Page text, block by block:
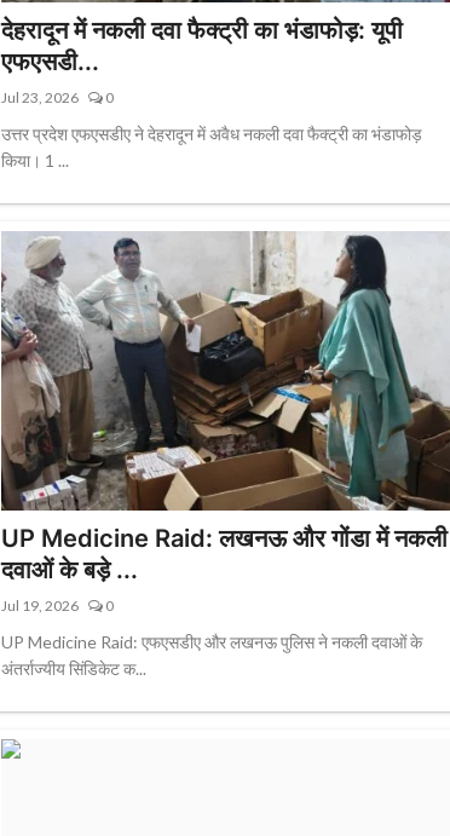
देहरादून में नकली दवा फैक्ट्री का भंडाफोड़: यूपी
एफएसडी...
Jul 23, 2026 0
उत्तर प्रदेश एफएसडीए ने देहरादून में अवैध नकली दवा फैक्ट्री का भंडाफोड़
किया। 1 ...
UP Medicine Raid: लखनऊ और गोंडा में नकली
दवाओं के बड़े ...
Jul 19, 2026 0
UP Medicine Raid: एफएसडीए और लखनऊ पुलिस ने नकली दवाओं के
अंतर्राज्यीय सिंडिकेट क...